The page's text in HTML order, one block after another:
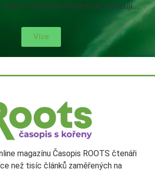
kterou botanici skutečně zařazují...
Více
magazínu Časopis ROOTS čtenáři
než tisíc článků zaměřených na